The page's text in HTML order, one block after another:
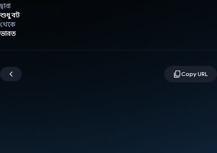
দ্বারা
শুধু বট
থেকে
ভারত